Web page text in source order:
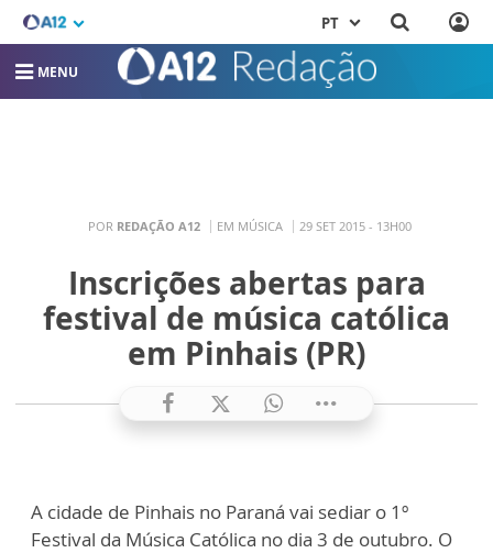
PT
MENU
POR REDAÇÃO A12 EM MÚSICA 29 SET 2015 - 13H00
Inscrições abertas para
festival de música católica
em Pinhais (PR)
A cidade de Pinhais no Paraná vai sediar o 1º
Festival da Música Católica no dia 3 de outubro. O